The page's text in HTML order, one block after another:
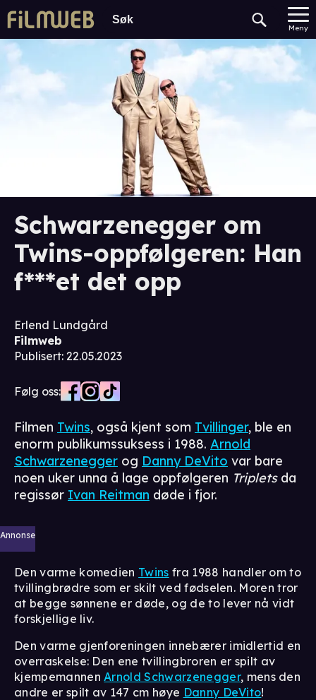
Meny
Schwarzenegger om
Twins-oppfølgeren: Han
f***et det opp
Erlend Lundgård
Filmweb
Publisert: 22.05.2023
Følg oss:
Filmen Twins, også kjent som Tvillinger, ble en
enorm publikumssuksess i 1988. Arnold
Schwarzenegger og Danny DeVito var bare
noen uker unna å lage oppfølgeren Tripletsda
regissør Ivan Reitman døde i fjor.
Annonse
Den varme komedien Twins fra 1988 handler om to
tvillingbrødre som er skilt ved fødselen. Moren tror
at begge sønnene er døde, og de to lever nå vidt
forskjellige liv.
Den varme gjenforeningen innebærer imidlertid en
overraskelse: Den ene tvillingbroren er spilt av
kjempemannen Arnold Schwarzenegger, mens den
andre er spilt av 147 cm høye Danny DeVito!